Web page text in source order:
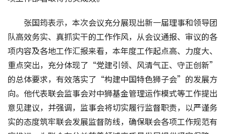
张国筠表示，本次会议充分展现出新一届理事和领导团
队高效务实、真抓实干的工作作风，从会议通报、审议的各
项内容及各地工作汇报来看，本年度工作起点高、力度大、
重点突出，充分体现了“党建引领、风清气正、守正创新”
的总体要求，有效落实了“构建中国特色狮子会”的发展方
向。他代表联会监事会对中狮基金管理运作模式等工作提出
意见建议，并强调，监事会将切实履行监督职责，以严谨务
实的态度筑牢联会发展监督防线，确保联会各项工作规范有